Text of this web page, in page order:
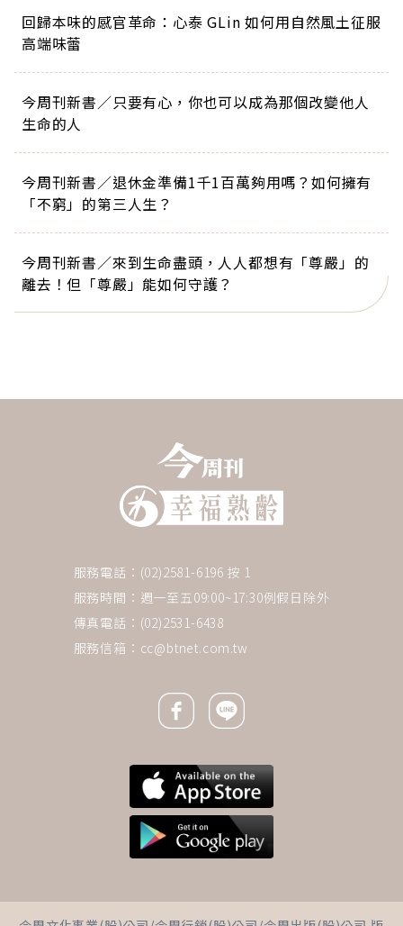
雨神同行》宅家追劇、滑手機，
回歸本味的感官革命：心泰 GLin 如何用自然風土征服
高端味蕾
今周刊新書／只要有心，你也可以成為那個改變他人
生命的人
今周刊新書／退休金準備1千1百萬夠用嗎？如何擁有
「不窮」的第三人生？
今周刊新書／來到生命盡頭，人人都想有「尊嚴」的
離去！但「尊嚴」能如何守護？
服務電話：(02)2581-6196 按 1
服務時間：週一至五09:00~17:30例假日除外
傳真電話：(02)2531-6438
服務信箱： cc@btnet.com.tw
Facebook icon
Line icon